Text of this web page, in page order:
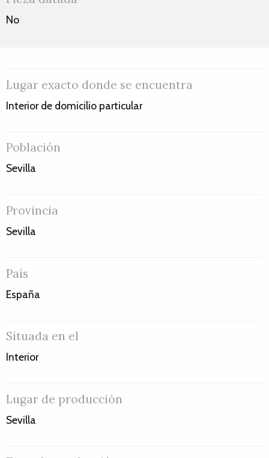
No
Lugar exacto donde se encuentra
Interior de domicilio particular
Población
Sevilla
Provincia
Sevilla
País
España
Situada en el
Interior
Lugar de producción
Sevilla